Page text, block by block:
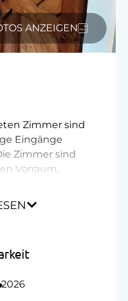
ANZEIGEN
Zimmer sind
Eingänge
Zimmer sind
Vorraum,